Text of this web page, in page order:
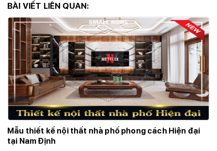
BÀI VIẾT LIÊN QUAN:
Mẫu thiết kế nội thất nhà phố phong cách Hiện đại
tại Nam Định